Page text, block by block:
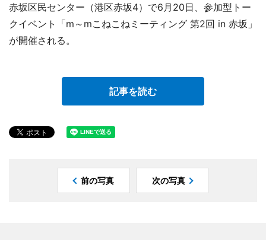
赤坂区民センター（港区赤坂4）で6月20日、参加型トー
クイベント「m～mこねこねミーティング 第2回 in 赤坂」
が開催される。
記事を読む
前の写真 次の写真